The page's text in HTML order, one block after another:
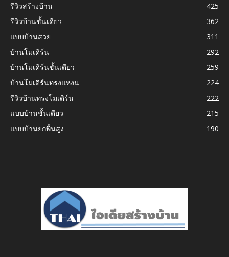
รีวิวสร้างบ้าน
425
รีวิวบ้านชั้นเดียว
362
แบบบ้านสวย
311
บ้านโมเดิร์น
292
บ้านโมเดิร์นชั้นเดียว
259
บ้านโมเดิร์นทรงแหงน
224
รีวิวบ้านทรงโมเดิร์น
222
แบบบ้านชั้นเดียว
215
แบบบ้านยกพื้นสูง
190